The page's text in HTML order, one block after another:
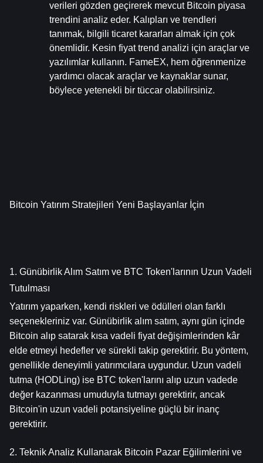
verileri gözden geçirerek mevcut Bitcoin piyasa
trendini analiz eder. Kalıpları ve trendleri
tanımak, bilgili ticaret kararları almak için çok
önemlidir. Kesin fiyat trend analizi için araçlar ve
yazılımlar kullanın. FameEX, hem öğrenmenize
yardımcı olacak araçlar ve kaynaklar sunar,
böylece yetenekli bir tüccar olabilirsiniz.
Bitcoin Yatırım Stratejileri Yeni Başlayanlar İçin
1. Günübirlik Alım Satım ve BTC Token'larının Uzun Vadeli
Tutulması
Yatırım yaparken, kendi riskleri ve ödülleri olan farklı
seçenekleriniz var. Günübirlik alım satım, aynı gün içinde
Bitcoin alıp satarak kısa vadeli fiyat değişimlerinden kâr
elde etmeyi hedefler ve sürekli takip gerektirir. Bu yöntem,
genellikle deneyimli yatırımcılara uygundur. Uzun vadeli
tutma (HODLing) ise BTC token'larını alıp uzun vadede
değer kazanması umuduyla tutmayı gerektirir, ancak
Bitcoin'in uzun vadeli potansiyeline güçlü bir inanç
gerektirir.
2. Teknik Analiz Kullanarak Bitcoin Pazar Eğilimlerini ve